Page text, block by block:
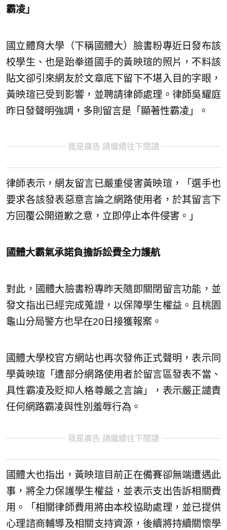
霸凌」
國立體育大學（下稱國體大）臉書粉專近日發布該
校學生、也是跆拳道國手的黃映瑄的照片，不料該
貼文卻引來網友於文章底下留下不堪入目的字眼，
黃映瑄已受到影響，並聘請律師處理。律師吳耀庭
昨日發聲明強調，多則留言是「顯著性霸凌」。
我是廣告 請繼續往下閱讀
律師表示，網友留言已嚴重侵害黃映瑄，「選手也
要求各該發表惡意言論之網路使用者，於其留言下
方回覆公開道歉之意，立即停止本件侵害。」
國體大霸氣承諾負擔訴訟費全力護航
對此，國體大臉書粉專昨天隨即關閉留言功能，並
發文指出已經完成蒐證，以保障學生權益。且桃園
龜山分局警方也早在20日接獲報案。
國體大學校官方網站也再次發佈正式聲明，表示同
學黃映瑄「遭部分網路使用者於留言區發表不當、
具性霸凌及貶抑人格尊嚴之言論」，表示嚴正譴責
任何網路霸凌與性別羞辱行為。
我是廣告 請繼續往下閱讀
國體大也指出，黃映瑄目前正在備賽卻無端遭遇此
事，將全力保護學生權益，並表示支出告訴相關費
用。「相關律師費用將由本校協助處理，並已提供
心理諮商輔導及相關支持資源，後續將持續關懷學